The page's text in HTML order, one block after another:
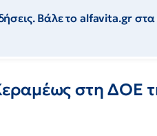
Βάλε το alfavita.gr
στη ΔΟΕ